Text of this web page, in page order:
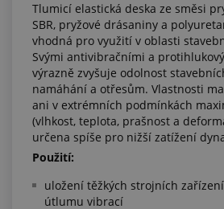
Tlumicí elastická deska ze směsi
SBR, pryžové drásaniny a
vhodná pro využití v oblasti
Svými antivibračními a
výrazně zvyšuje odolnost
namáhání a otřesům. Vlastnosti
ani v extrémních podmínkách
(vlhkost, teplota, prašnost a
určena spíše pro nižší zatížení
Použití:
uložení těžkých strojních
útlumu vibrací​